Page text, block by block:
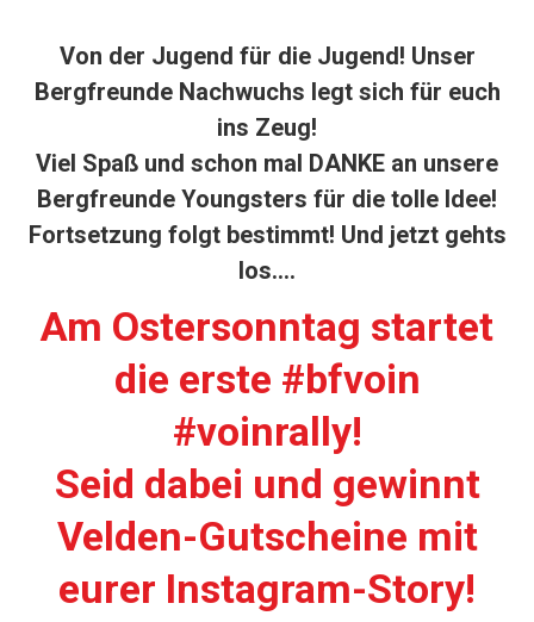
Von der Jugend für die Jugend! Unser
Bergfreunde Nachwuchs legt sich für euch
ins Zeug!
Viel Spaß und schon mal DANKE an unsere
Bergfreunde Youngsters für die tolle Idee!
Fortsetzung folgt bestimmt! Und jetzt gehts
los….
Am Ostersonntag startet
die erste #bfvoin
#voinrally!
Seid dabei und gewinnt
Velden-Gutscheine mit
eurer Instagram-Story!